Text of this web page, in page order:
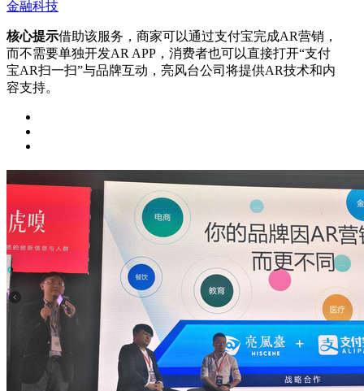
金融科技
核心提示借助该服务，商家可以通过支付宝完成AR营销，
而不需要单独开发AR APP，消费者也可以直接打开“支付
宝AR扫一扫”与品牌互动，亮风台公司将提供AR技术和内
容支持。